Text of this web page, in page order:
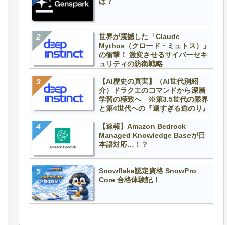
世界が震撼した「Claude
Mythos（クロード・ミュトス）」
の衝撃！ 激変させるサイバーセキ
ュリティの防衛戦略
【AI歴史の真実】（AI世代別紹
介）ドラクエのコマンドから深層
学習の極致へ ※第3.5世代の限界
と第4世代への『遠すぎる道のり』
【速報】Amazon Bedrock
Managed Knowledge Baseが日
本語対応…！？
Snowflake認定資格 SnowPro
Core 合格体験記！